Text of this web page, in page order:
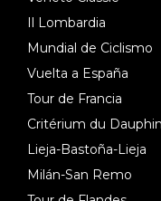
Il Lombardia
Mundial de Ciclismo
Vuelta a España
Tour de Francia
Critérium du
Lieja-Bastoña-Lieja
Milán-San Remo